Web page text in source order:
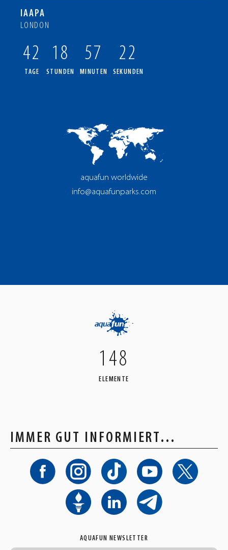
IAAPA
LONDON
42
TAGE
18
STUNDEN
57
MINUTEN
21
SEKUNDEN
aquafun worldwide
info@aquafunparks.com
148
ELEMENTE
IMMER GUT INFORMIERT…
AQUAFUN NEWSLETTER